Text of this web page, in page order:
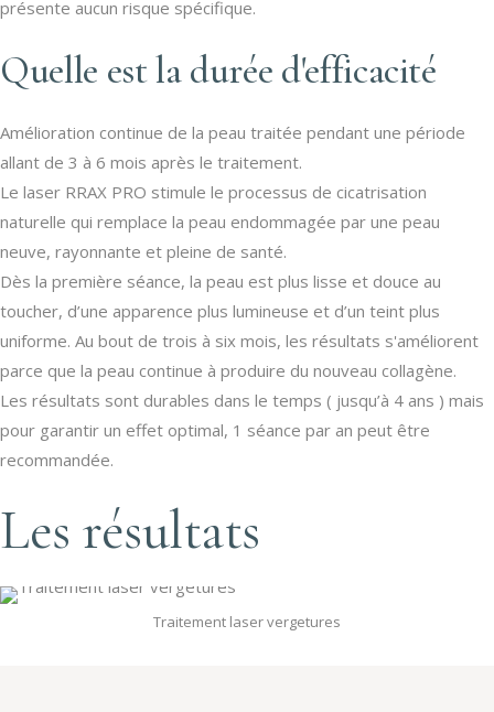
présente aucun risque spécifique.
Quelle est la durée d'efficacité
Amélioration continue de la peau traitée pendant une période
allant de 3 à 6 mois après le traitement.
Le laser RRAX PRO stimule le processus de cicatrisation
naturelle qui remplace la peau endommagée par une peau
neuve, rayonnante et pleine de santé.
Dès la première séance, la peau est plus lisse et douce au
toucher, d’une apparence plus lumineuse et d’un teint plus
uniforme. Au bout de trois à six mois, les résultats s'améliorent
parce que la peau continue à produire du nouveau collagène.
Les résultats sont durables dans le temps ( jusqu’à 4 ans ) mais
pour garantir un effet optimal, 1 séance par an peut être
recommandée.
Les résultats
Traitement laser vergetures